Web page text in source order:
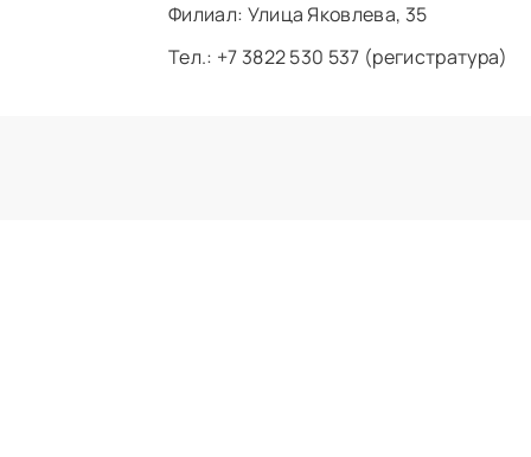
Филиал: ​Улица Яковлева, 35
Тел.: +7 3822 530 537 (регистратура)